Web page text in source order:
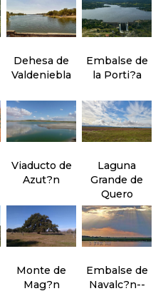
Dehesa de
Valdeniebla
Embalse de
la Porti?a
Viaducto de
Azut?n
Laguna
Grande de
Quero
Monte de
Mag?n
Embalse de
Navalc?n--